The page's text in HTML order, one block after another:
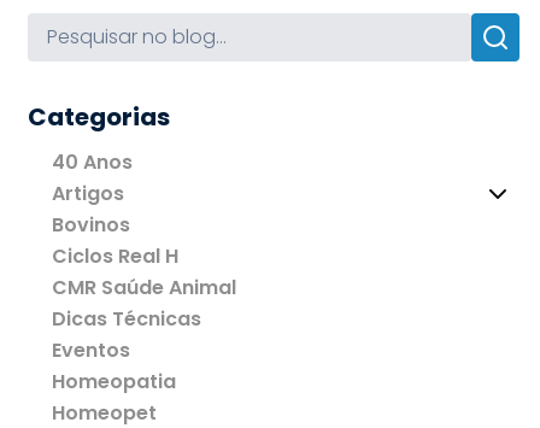
Categorias
40 Anos
Artigos
Bovinos
Ciclos Real H
CMR Saúde Animal
Dicas Técnicas
Eventos
Homeopatia
Homeopet